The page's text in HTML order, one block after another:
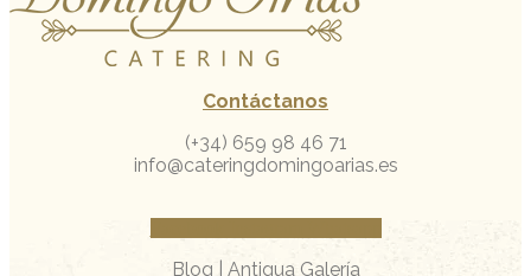
Contáctanos
(+34) 659 98 46 71
info@cateringdomingoarias.es
Blog Antigua Galería